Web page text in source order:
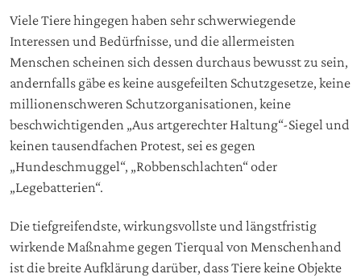
Viele Tiere hingegen haben sehr schwerwiegende
Interessen und Bedürfnisse, und die allermeisten
Menschen scheinen sich dessen durchaus bewusst zu sein,
andernfalls gäbe es keine ausgefeilten Schutzgesetze, keine
millionenschweren Schutzorganisationen, keine
beschwichtigenden „Aus artgerechter Haltung“-Siegel und
keinen tausendfachen Protest, sei es gegen
„Hundeschmuggel“, „Robbenschlachten“ oder
„Legebatterien“.
Die tiefgreifendste, wirkungsvollste und längstfristig
wirkende Maßnahme gegen Tierqual von Menschenhand
ist die breite Aufklärung darüber, dass Tiere keine Objekte